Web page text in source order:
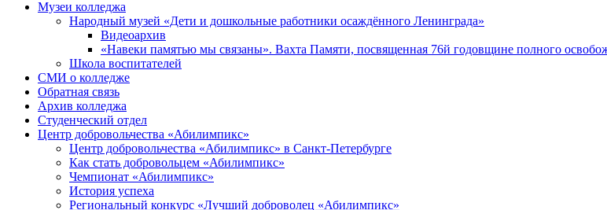
Музеи колледжа
Народный музей «Дети и дошкольные работники осаждённого Ленинграда»
Видеоархив
«Навеки памятью мы связаны». Вахта Памяти, посвященная 76й годовщине полного
Школа воспитателей
СМИ о колледже
Обратная связь
Архив колледжа
Студенческий отдел
Центр добровольчества «Абилимпикс»
Центр добровольчества «Абилимпикс» в Санкт-Петербурге
Как стать добровольцем «Абилимпикс»
Чемпионат «Абилимпикс»
История успеха
Региональный конкурс «Лучший доброволец «Абилимпикс»